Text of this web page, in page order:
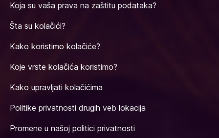
Koja su vaša prava na zaštitu podataka?
Šta su kolačići?
Kako koristimo kolačiće?
Koje vrste kolačića koristimo?
Kako upravljati kolačićima
Politike privatnosti drugih veb lokacija
Promene u našoj politici privatnosti